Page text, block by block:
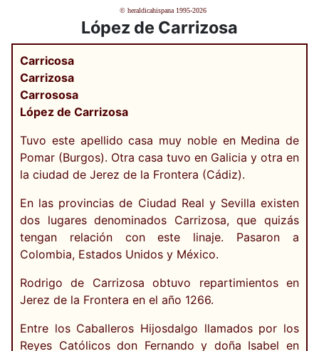
© heraldicahispana 1995-2026
López de Carrizosa
Carricosa
Carrizosa
Carrososa
López de Carrizosa
Tuvo este apellido casa muy noble en Medina de
Pomar (Burgos). Otra casa tuvo en Galicia y otra en
la ciudad de Jerez de la Frontera (Cádiz).
En las provincias de Ciudad Real y Sevilla existen
dos lugares denominados Carrizosa, que quizás
tengan relación con este linaje. Pasaron a
Colombia, Estados Unidos y México.
Rodrigo de Carrizosa obtuvo repartimientos en
Jerez de la Frontera en el año 1266.
Entre los Caballeros Hijosdalgo llamados por los
Reyes Católicos don Fernando y doña Isabel en